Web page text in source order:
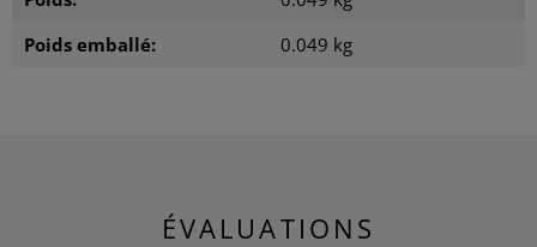
Poids emballé:
0.049 kg
ÉVALUATIONS